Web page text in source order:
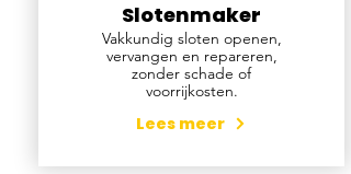
Slotenmaker
Vakkundig sloten openen,
vervangen en repareren,
zonder schade of
voorrijkosten.
Lees meer